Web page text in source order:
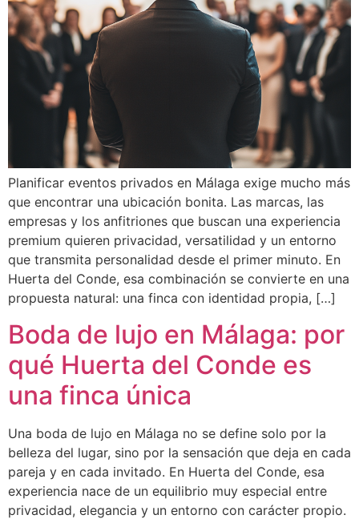
Planificar eventos privados en Málaga exige mucho más
que encontrar una ubicación bonita. Las marcas, las
empresas y los anfitriones que buscan una experiencia
premium quieren privacidad, versatilidad y un entorno
que transmita personalidad desde el primer minuto. En
Huerta del Conde, esa combinación se convierte en una
propuesta natural: una finca con identidad propia, […]
Boda de lujo en Málaga: por
qué Huerta del Conde es
una finca única
Una boda de lujo en Málaga no se define solo por la
belleza del lugar, sino por la sensación que deja en cada
pareja y en cada invitado. En Huerta del Conde, esa
experiencia nace de un equilibrio muy especial entre
privacidad, elegancia y un entorno con carácter propio.